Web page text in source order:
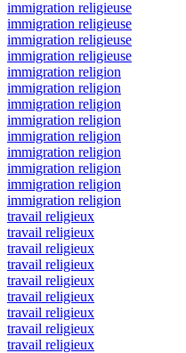
immigration religieuse
immigration religieuse
immigration religieuse
immigration religieuse
immigration religion
immigration religion
immigration religion
immigration religion
immigration religion
immigration religion
immigration religion
immigration religion
immigration religion
travail religieux
travail religieux
travail religieux
travail religieux
travail religieux
travail religieux
travail religieux
travail religieux
travail religieux